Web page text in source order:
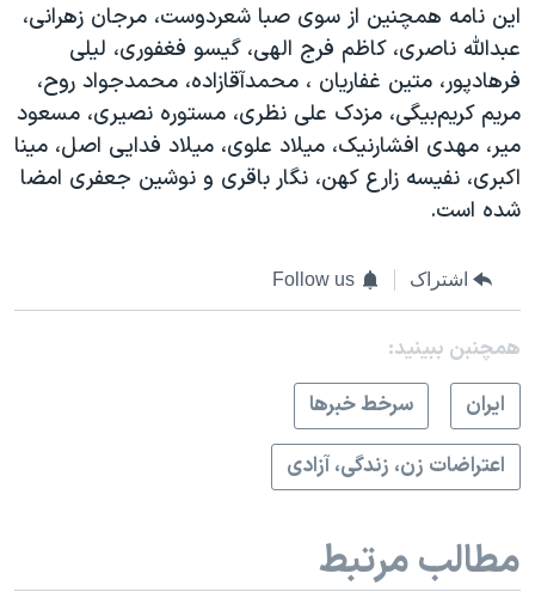
این نامه همچنین از سوی صبا شعردوست، مرجان زهرانی،
عبدالله ناصری، کاظم فرج الهی، گیسو فغفوری، لیلی
فرهادپور، متین غفاریان ، محمدآقازاده، محمدجواد روح،
مریم کریم‌بیگی، مزدک علی نظری، مستوره نصیری، مسعود
میر، مهدی افشارنیک، میلاد علوی، میلاد فدایی اصل، مینا
اکبری، نفیسه زارع کهن، نگار باقری و نوشین جعفری امضا
شده است.
اشتراک Follow us
همچنبن ببینید:
ايران
سرخط خبرها
اعتراضات زن، زندگی، آزادی
مطالب مرتبط